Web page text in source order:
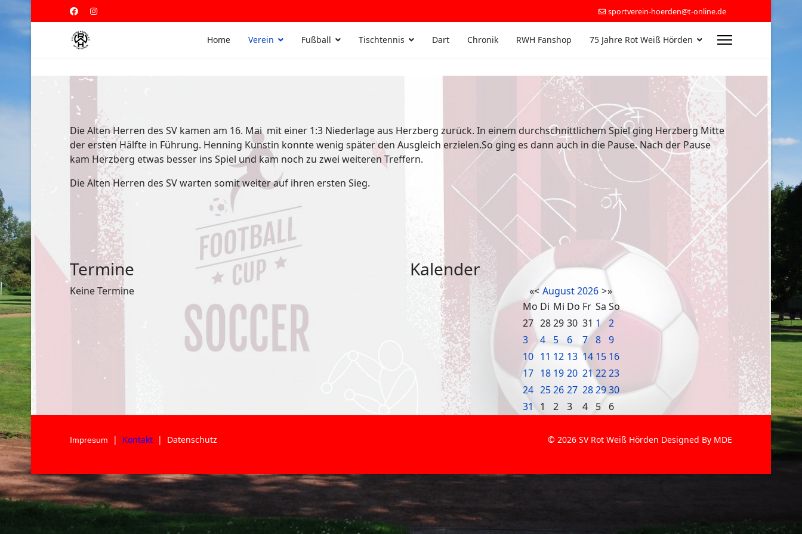
sportverein-hoerden@t-online.de
Home Verein Fußball Tischtennis Dart Chronik RWH Fanshop 75 Jahre Rot Weiß Hörden
Die Alten Herren des SV kamen am 16. Mai mit einer 1:3 Niederlage aus Herzberg zurück. In einem durchschnittlichem Spiel ging Herzberg Mitte
der ersten Hälfte in Führung. Henning Kunstin konnte wenig später den Ausgleich erzielen.So ging es dann auch in die Pause. Nach der Pause
kam Herzberg etwas besser ins Spiel und kam noch zu zwei weiteren Treffern.
Die Alten Herren des SV warten somit weiter auf ihren ersten Sieg.
Termine
Keine Termine
Kalender
«< August2026 >»
Mo Di Mi Do Fr Sa So
27 28 29 30 31 1
2
3
4 5 6 7 8
9
10 11 12 13 14 15 16
17 18 19 20 21 22 23
24 25 26 27 28 29 30
31
1 2 3 4 5 6
Impresum | Kontakt | Datenschutz © 2026 SV Rot Weiß Hörden Designed By MDE